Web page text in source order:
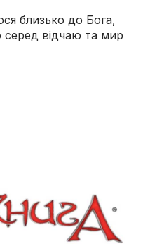
близько до Бога,
відчаю та мир